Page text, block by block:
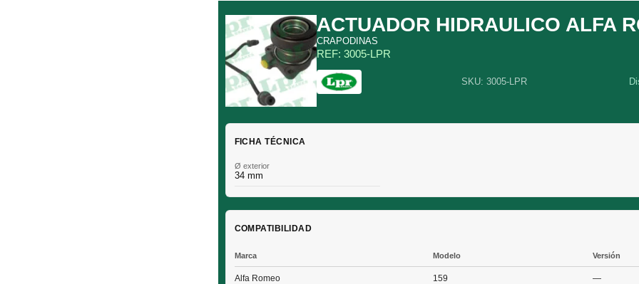
ACTUADOR HIDRAULICO ALFA
CRAPODINAS
REF: 3005-LPR
SKU: 3005-LPR
FICHA TÉCNICA
Ø exterior
34 mm
COMPATIBILIDAD
Marca Modelo Versión
Alfa Romeo 159 —